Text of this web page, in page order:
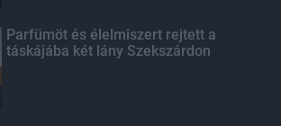
Parfümöt és élelmiszert rejtett a
táskájába két lány Szekszárdon